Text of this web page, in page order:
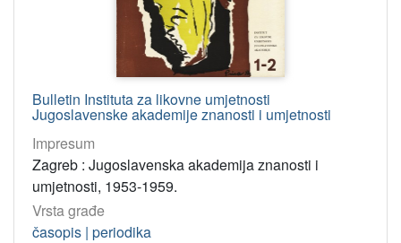
Bulletin Instituta za likovne umjetnosti
Jugoslavenske akademije znanosti i umjetnosti
Impresum
Zagreb : Jugoslavenska akademija znanosti i
umjetnosti, 1953-1959.
Vrsta građe
časopis | periodika